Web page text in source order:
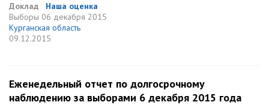
Доклад
Наша оценка
Выборы 06 декабря 2015
Курганская область
09.12.2015
Еженедельный отчет по долгосрочному
наблюдению за выборами 6 декабря 2015 года